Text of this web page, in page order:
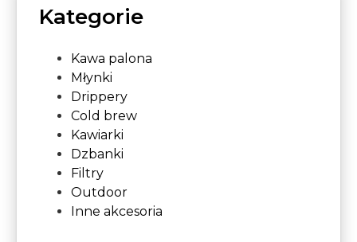
Kategorie
Kawa palona
Młynki
Drippery
Cold brew
Kawiarki
Dzbanki
Filtry
Outdoor
Inne akcesoria